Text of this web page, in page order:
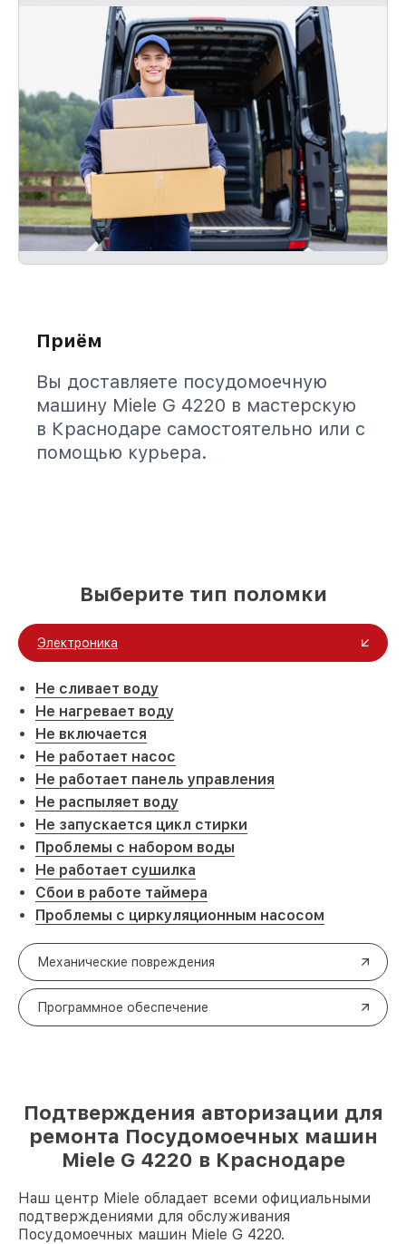
Приём
Вы доставляете посудомоечную
машину Miele G 4220 в мастерскую
в Краснодаре самостоятельно или с
помощью курьера.
Выберите тип поломки
Электроника
Не сливает воду
Не нагревает воду
Не включается
Не работает насос
Не работает панель управления
Не распыляет воду
Не запускается цикл стирки
Проблемы с набором воды
Не работает сушилка
Сбои в работе таймера
Проблемы с циркуляционным насосом
Механические повреждения
Программное обеспечение
Подтверждения авторизации для
ремонта Посудомоечных машин
Miele G 4220 в Краснодаре
Наш центр Miele обладает всеми официальными
подтверждениями для обслуживания
Посудомоечных машин Miele G 4220.